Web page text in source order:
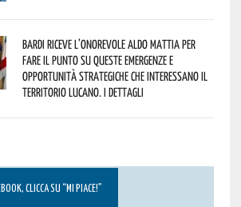
Bardi riceve l’onorevole Aldo Mattia per
fare il punto su queste emergenze e
opportunità strategiche che interessano il
territorio lucano. I dettagli
CLICCA SU “MI PIACE!”